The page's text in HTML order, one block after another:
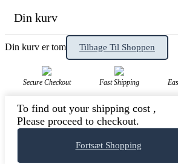
Din kurv
Din kurv er tom Tilbage Til Shoppen
Secure Checkout Fast Shipping
To find out your shipping cost ,
Please proceed to checkout.
Fortsæt Shopping